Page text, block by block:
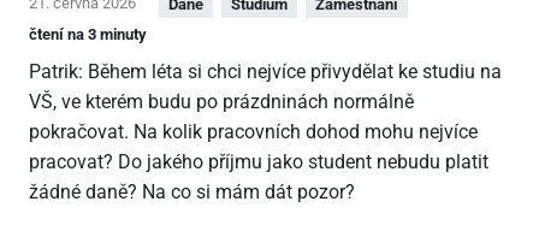
Daně Studium
Zaměstnání
čtení na 3 minuty
Patrik: Během léta si chci nejvíce přivydělat ke studiu na
VŠ, ve kterém budu po prázdninách normálně
pokračovat. Na kolik pracovních dohod mohu nejvíce
pracovat? Do jakého příjmu jako student nebudu platit
žádné daně? Na co si mám dát pozor?